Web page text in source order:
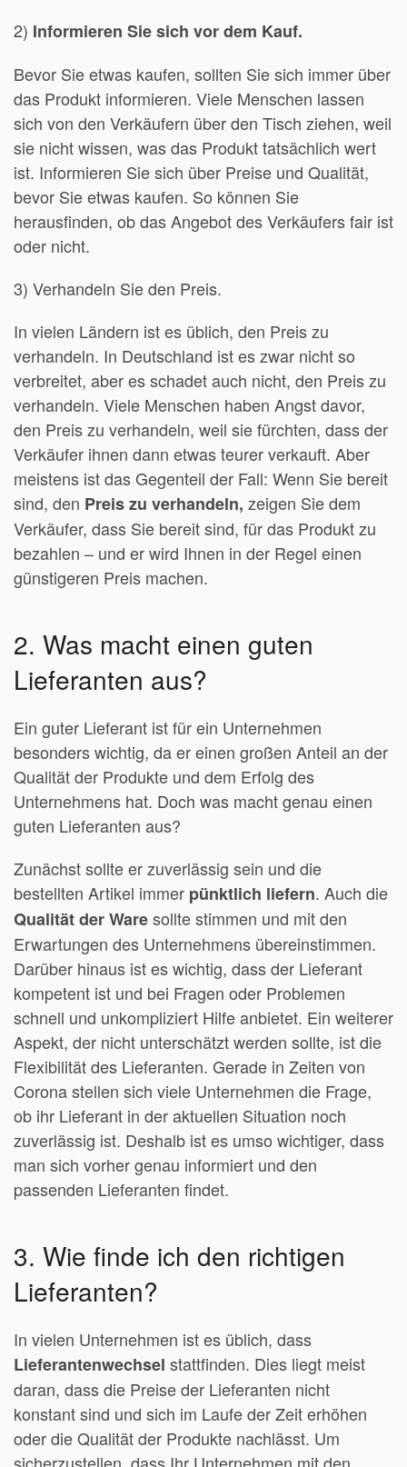
2) Informieren Sie sich vor dem Kauf.
Bevor Sie etwas kaufen, sollten Sie sich immer über
das Produkt informieren. Viele Menschen lassen
sich von den Verkäufern über den Tisch ziehen, weil
sie nicht wissen, was das Produkt tatsächlich wert
ist. Informieren Sie sich über Preise und Qualität,
bevor Sie etwas kaufen. So können Sie
herausfinden, ob das Angebot des Verkäufers fair ist
oder nicht.
3) Verhandeln Sie den Preis.
In vielen Ländern ist es üblich, den Preis zu
verhandeln. In Deutschland ist es zwar nicht so
verbreitet, aber es schadet auch nicht, den Preis zu
verhandeln. Viele Menschen haben Angst davor,
den Preis zu verhandeln, weil sie fürchten, dass der
Verkäufer ihnen dann etwas teurer verkauft. Aber
meistens ist das Gegenteil der Fall: Wenn Sie bereit
sind, den Preis zu verhandeln, zeigen Sie dem
Verkäufer, dass Sie bereit sind, für das Produkt zu
bezahlen – und er wird Ihnen in der Regel einen
günstigeren Preis machen.
2. Was macht einen guten
Lieferanten aus?
Ein guter Lieferant ist für ein Unternehmen
besonders wichtig, da er einen großen Anteil an der
Qualität der Produkte und dem Erfolg des
Unternehmens hat. Doch was macht genau einen
guten Lieferanten aus?
Zunächst sollte er zuverlässig sein und die
bestellten Artikel immer pünktlich liefern. Auch die
Qualität der Waresollte stimmen und mit den
Erwartungen des Unternehmens übereinstimmen.
Darüber hinaus ist es wichtig, dass der Lieferant
kompetent ist und bei Fragen oder Problemen
schnell und unkompliziert Hilfe anbietet. Ein weiterer
Aspekt, der nicht unterschätzt werden sollte, ist die
Flexibilität des Lieferanten. Gerade in Zeiten von
Corona stellen sich viele Unternehmen die Frage,
ob ihr Lieferant in der aktuellen Situation noch
zuverlässig ist. Deshalb ist es umso wichtiger, dass
man sich vorher genau informiert und den
passenden Lieferanten findet.
3. Wie finde ich den richtigen
Lieferanten?
In vielen Unternehmen ist es üblich, dass
Lieferantenwechsel stattfinden. Dies liegt meist
daran, dass die Preise der Lieferanten nicht
konstant sind und sich im Laufe der Zeit erhöhen
oder die Qualität der Produkte nachlässt. Um